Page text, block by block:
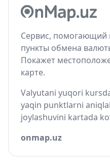
Сервис,
пункты обмена
Покажет
карте.
Valyutani yuqori
yaqin punktlarni
joylashuvini kartada
onmap.uz